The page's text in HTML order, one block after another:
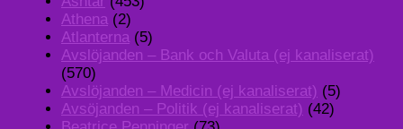
Athena (2)
Atlanterna (5)
Avslöjanden – Bank och Valuta (ej kanaliserat)
(570)
Avslöjanden – Medicin (ej kanaliserat) (5)
Avsöjanden – Politik (ej kanaliserat) (42)